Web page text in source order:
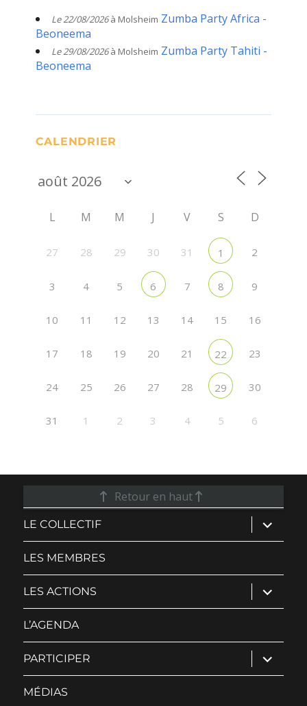
Le 22/08/2026à Molsheim Zumba Party Africa -
Beoneema
Le 29/08/2026à Molsheim Zumba Party Tahiti -
Beoneema
CALENDRIER
L M M J V S D
27 28 29 30 31 1 2
3 4 5 6 7 8 9
10 11 12 13 14 15 16
17 18 19 20 21 22 23
24 25 26 27 28 29 30
31 1 2 3 4 5 6
Retour en haut
LE COLLECTIF ouvrir
le
sous-
LES MEMBRES
LES ACTIONS ouvrir
le
sous-
L’AGENDA
PARTICIPER ouvrir
le
sous-
MÉDIAS